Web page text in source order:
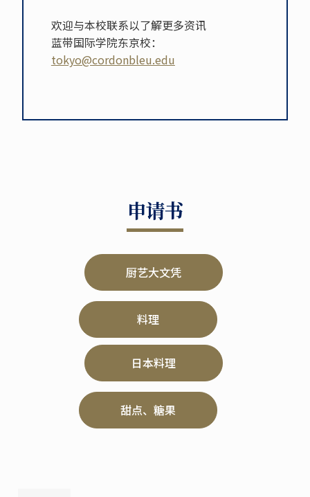
欢迎与本校联系以了解更多资讯
蓝带国际学院东京校：
tokyo@cordonbleu.edu
申请书
厨艺大文凭
料理
日本料理
甜点、糖果